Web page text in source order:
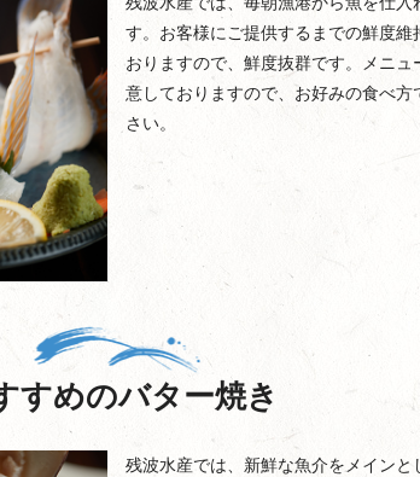
す。お客様にご提供するまでの鮮度維
おりますので、鮮度抜群です。メニュ
意しておりますので、お好みの食べ方
さい。
すめのバター焼き
残波水産では、新鮮な魚介をメインと